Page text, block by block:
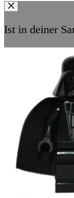
Ist in deiner